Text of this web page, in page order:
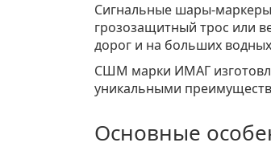
Сигнальные шары-
грозозащитный трос или
дорог и на больших
СШМ марки ИМАГ
уникальными
Основные